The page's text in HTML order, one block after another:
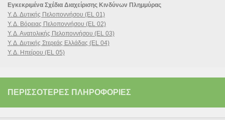
Εγκεκριμένα Σχέδια Διαχείρισης Κινδύνων Πλημμύρας
Υ. Δ. Δυτικής Πελοποννήσου (EL 01)
Υ. Δ. Βόρειας Πελοποννήσου (EL 02)
Υ. Δ. Ανατολικής Πελοποννήσου (EL 03)
Υ. Δ. Δυτικής Στερεάς Ελλάδας (EL 04)
Υ. Δ. Ηπείρου (EL 05)
ΠΕΡΙΣΣΌΤΕΡΕΣ ΠΛΗΡΟΦΟΡΊΕΣ